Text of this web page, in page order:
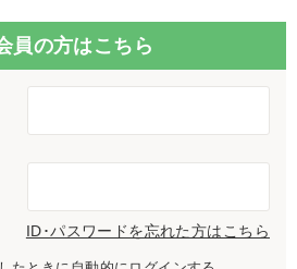
員の方はこちら
ID･パスワードを忘れた方はこちら